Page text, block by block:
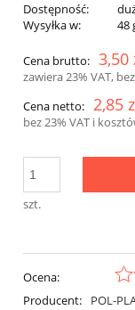
Dostępność:
Wysyłka w:
48
Cena brutto: 3,50
zawiera 23% VAT,
Cena netto: 2,85
bez 23% VAT i
szt.
Ocena:
Producent:
POL-